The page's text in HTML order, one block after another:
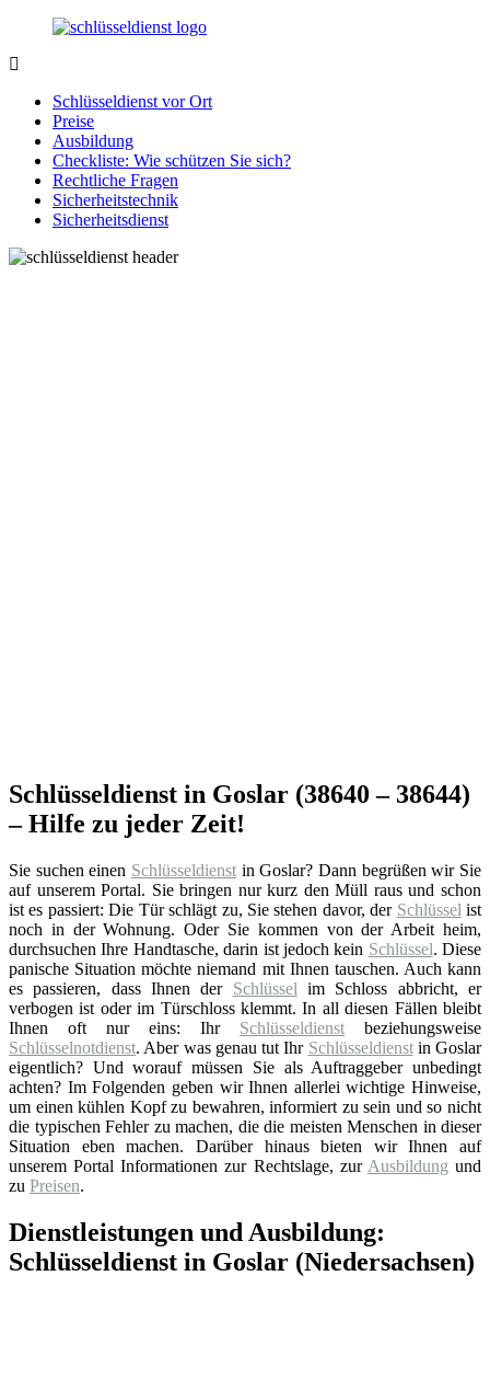
Zurück
Inhalt
Notlage
wird
gelöst!
Schlüsseldienst vor Ort
Preise
Ausbildung
Checkliste: Wie schützen Sie sich?
Rechtliche Fragen
Sicherheitstechnik
Sicherheitsdienst
Schlüsseldienst in Goslar (38640 – 38644)
– Hilfe zu jeder Zeit!
Sie suchen einen Schlüsseldienst in Goslar? Dann begrüßen wir Sie
auf unserem Portal. Sie bringen nur kurz den Müll raus und schon
ist es passiert: Die Tür schlägt zu, Sie stehen davor, der Schlüssel ist
noch in der Wohnung. Oder Sie kommen von der Arbeit heim,
durchsuchen Ihre Handtasche, darin ist jedoch kein Schlüssel. Diese
panische Situation möchte niemand mit Ihnen tauschen. Auch kann
es passieren, dass Ihnen der Schlüssel im Schloss abbricht, er
verbogen ist oder im Türschloss klemmt. In all diesen Fällen bleibt
Ihnen oft nur eins: Ihr Schlüsseldienst beziehungsweise
Schlüsselnotdienst. Aber was genau tut Ihr Schlüsseldienstin Goslar
eigentlich? Und worauf müssen Sie als Auftraggeber unbedingt
achten? Im Folgenden geben wir Ihnen allerlei wichtige Hinweise,
um einen kühlen Kopf zu bewahren, informiert zu sein und so nicht
die typischen Fehler zu machen, die die meisten Menschen in dieser
Situation eben machen. Darüber hinaus bieten wir Ihnen auf
unserem Portal Informationen zur Rechtslage, zur Ausbildung und
zu Preisen.
Dienstleistungen und Ausbildung:
Schlüsseldienst in Goslar (Niedersachsen)